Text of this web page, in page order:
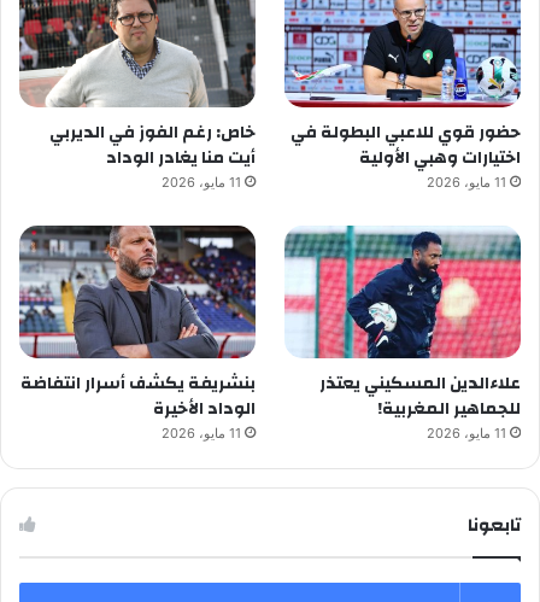
حضور قوي للاعبي البطولة في
اختيارات وهبي الأولية
11 مايو، 2026
خاص: رغم الفوز في الديربي
أيت منا يغادر الوداد
11 مايو، 2026
علاءالدين المسكيني يعتذر
للجماهير المغربية!
11 مايو، 2026
بنشريفة يكشف أسرار انتفاضة
الوداد الأخيرة
11 مايو، 2026
تابعونا